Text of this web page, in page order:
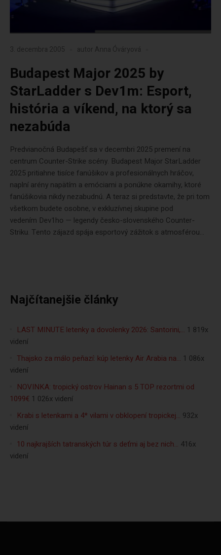
3. decembra 2005 autor Anna Óváryová
Budapest Major 2025 by
StarLadder s Dev1m: Esport,
história a víkend, na ktorý sa
nezabúda
Predvianočná Budapešť sa v decembri 2025 premení na
centrum Counter-Strike scény. Budapest Major StarLadder
2025 pritiahne tisíce fanúšikov a profesionálnych hráčov,
naplní arény napätím a emóciami a ponúkne okamihy, ktoré
fanúšikovia nikdy nezabudnú. A teraz si predstavte, že pri tom
všetkom budete osobne, v exkluzívnej skupine pod
vedením Dev1ho — legendy česko-slovenského Counter-
Striku. Tento zájazd spája esportový zážitok s atmosférou...
Najčítanejšie články
LAST MINUTE letenky a dovolenky 2026: Santorini,… 1 819x
videní
Thajsko za málo peňazí: kúp letenky Air Arabia na… 1 086x
videní
NOVINKA: tropický ostrov Hainan s 5 TOP rezortmi od
1099€ 1 026x videní
Krabi s letenkami a 4* vilami v obklopení tropickej… 932x
videní
10 najkrajších tatranských túr s deťmi aj bez nich… 416x
videní